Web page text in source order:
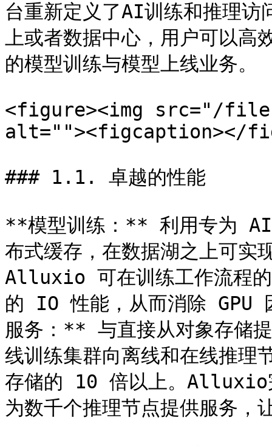
台重新定义了AI训练和推理访
上或者数据中心，用户可以
的模型训练与模型上线业务。
<figure><img src="/files/
alt=""><figcaption></
### 1.1. 卓越的性能
**模型训练：** 利用专为 AI
布式缓存，在数据湖之上可
Alluxio 可在训练工作流程的
的 IO 性能，从而消除 GPU
服务：** 与直接从对象存储
线训练集群向离线和在线推理
存储的 10 倍以上。Alluxio
为数千个推理节点提供服务，